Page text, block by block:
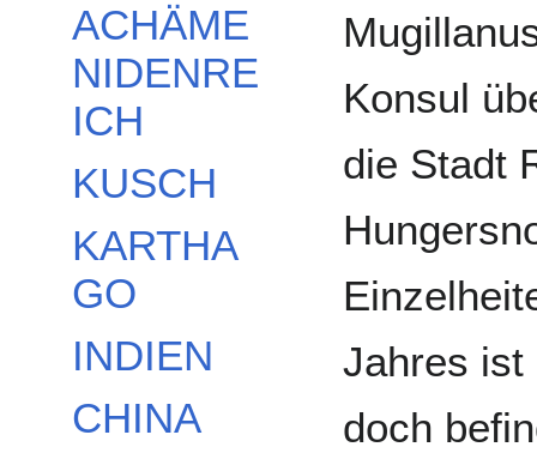
ACHÄME
NIDENRE
ICH
KUSCH
KARTHA
GO
INDIEN
CHINA
Konsul
die Stadt
Jahres ist
doch